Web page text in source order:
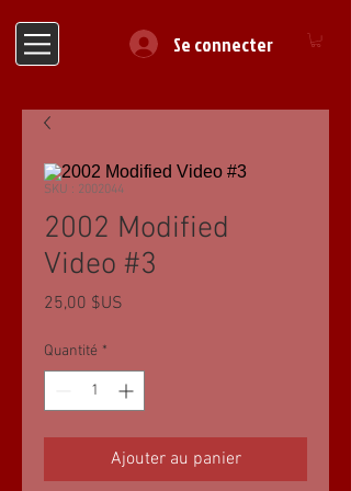
Se connecter
SKU : 2002044
2002 Modified
Video #3
25,00 $US
Quantité *
Ajouter au panier